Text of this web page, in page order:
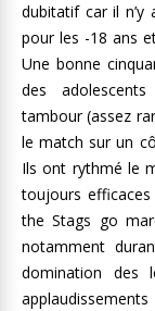
dubitatif car il n’y
pour les -18 ans
Une bonne
des
tambour (assez
le match sur un
Ils ont rythmé le
toujours
the Stags go
notamment
domination des